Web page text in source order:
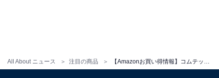
All About ニュース 注目の商品
Amazonで見る